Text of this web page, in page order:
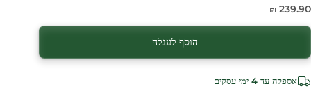
מחיר מבצע
239.90 ₪
הוסף לעגלה
אספקה עד 4 ימי עסקים